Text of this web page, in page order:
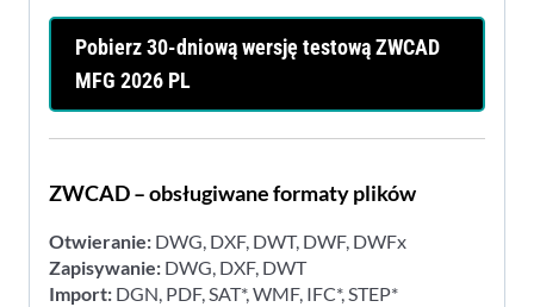
Pobierz 30-dniową wersję testową ZWCAD
MFG 2026 PL
ZWCAD – obsługiwane formaty plików
Otwieranie: DWG, DXF, DWT, DWF, DWFx
Zapisywanie: DWG, DXF, DWT
Import: DGN, PDF, SAT*, WMF, IFC*, STEP*